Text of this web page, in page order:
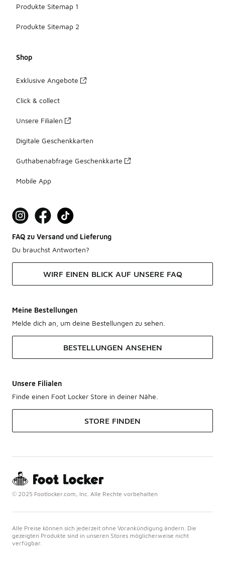
Produkte Sitemap 1
Produkte Sitemap 2
Shop
Exklusive Angebote
Click & collect
Unsere Filialen
Digitale Geschenkkarten
Guthabenabfrage Geschenkkarte
Mobile App
FAQ zu Versand und Lieferung
Du brauchst Antworten?
WIRF EINEN BLICK AUF UNSERE FAQ
Meine Bestellungen
Melde dich an, um deine Bestellungen zu sehen.
BESTELLUNGEN ANSEHEN
Unsere Filialen
Finde einen Foot Locker Store in deiner Nähe.
STORE FINDEN
© 2025 Footlocker.com, Inc. Alle Rechte vorbehalten
Alle Preise können sich jederzeit ohne Vorankündigung ändern. Die
gezeigten Produkte sind in unseren Stores möglicherweise nicht
verfügbar.